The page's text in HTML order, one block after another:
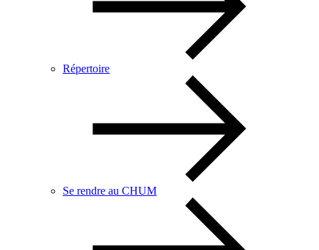
Répertoire
Se rendre au CHUM